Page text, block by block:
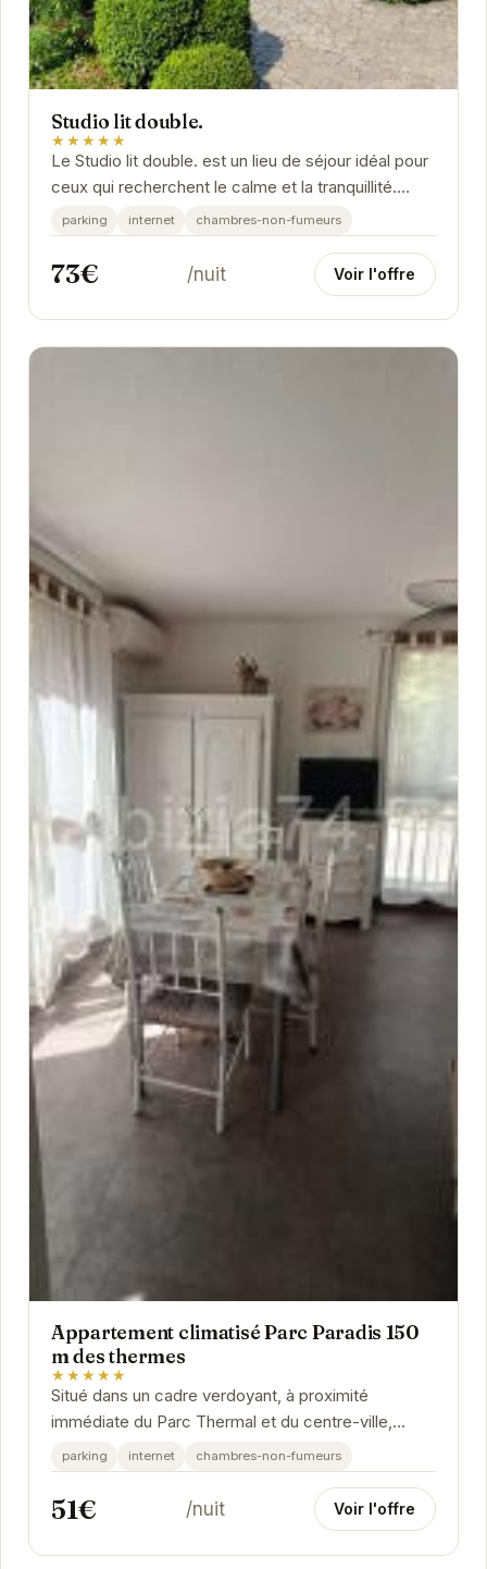
Studio lit double.
★★★★★
Le Studio lit double. est un lieu de séjour idéal pour
ceux qui recherchent le calme et la tranquillité.
Situé dans un cadre paisible, il offre...
parking internet chambres-non-fumeurs
73€ /nuit Voir l'offre
Appartement climatisé Parc Paradis 150
m des thermes
★★★★★
Situé dans un cadre verdoyant, à proximité
immédiate du Parc Thermal et du centre-ville,
l'appartement climatisé Parc Paradis offre un
confort...
parking internet chambres-non-fumeurs
51€ /nuit Voir l'offre